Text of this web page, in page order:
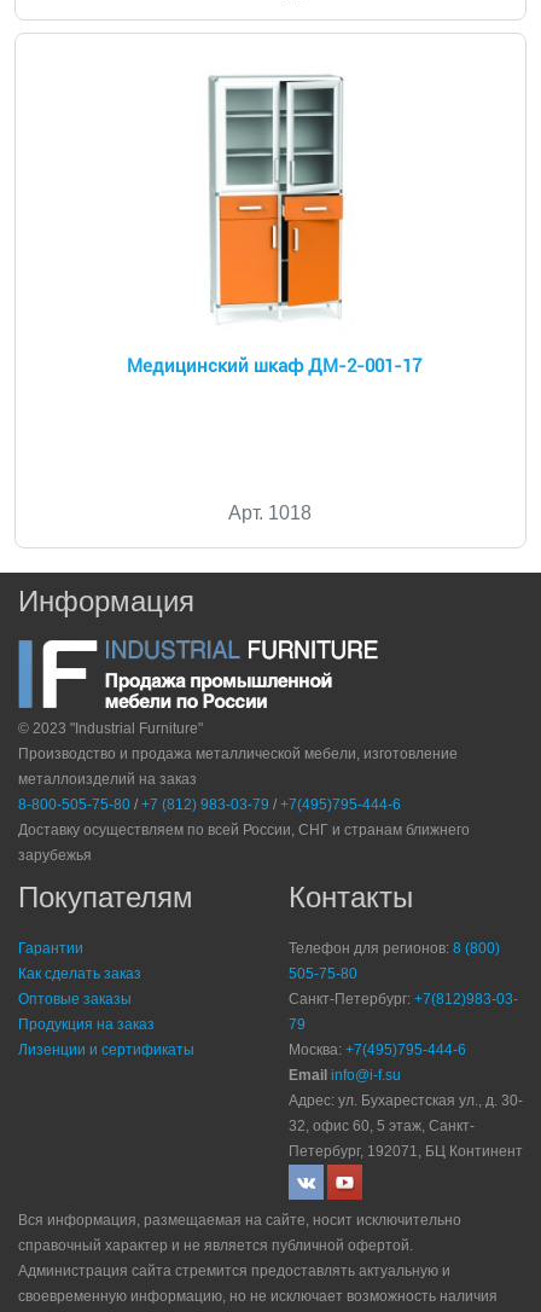
Медицинский шкаф ДМ-2-001-17
Арт. 1018
Информация
© 2023 "Industrial Furniture"
Производство и продажа металлической мебели, изготовление
металлоизделий на заказ
8-800-505-75-80 / +7 (812) 983-03-79 / +7(495)795-444-6
Доставку осуществляем по всей России, СНГ и странам ближнего
зарубежья
Покупателям
Гарантии
Как сделать заказ
Оптовые заказы
Продукция на заказ
Лизенции и сертификаты
Контакты
Телефон для регионов: 8 (800)
505-75-80
Санкт-Петербург: +7(812)983-03-
79
Москва: +7(495)795-444-6
Email info@i-f.su
Адрес: ул. Бухарестская ул., д. 30-
32, офис 60, 5 этаж, Санкт-
Петербург, 192071, БЦ Континент
Вся информация, размещаемая на сайте, носит исключительно
справочный характер и не является публичной офертой.
Администрация сайта стремится предоставлять актуальную и
своевременную информацию, но не исключает возможность наличия